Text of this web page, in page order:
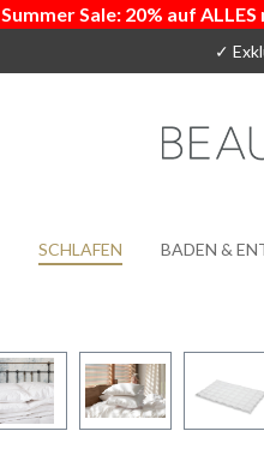
Summer Sale: 20% auf
✓
SCHLAFEN BADEN &